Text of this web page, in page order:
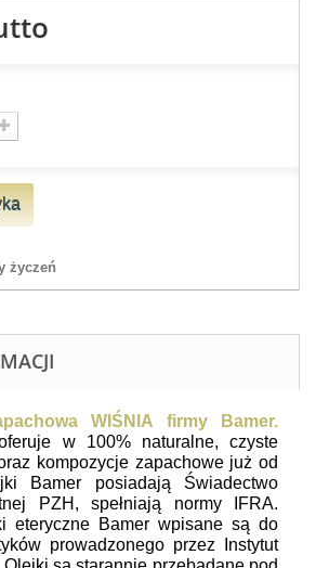
życzeń
WIŚNIA firmy Bamer.
w 100% naturalne, czyste
kompozycje zapachowe już od
Bamer posiadają Świadectwo
PZH, spełniają normy IFRA.
eteryczne Bamer wpisane są do
prowadzonego przez Instytut